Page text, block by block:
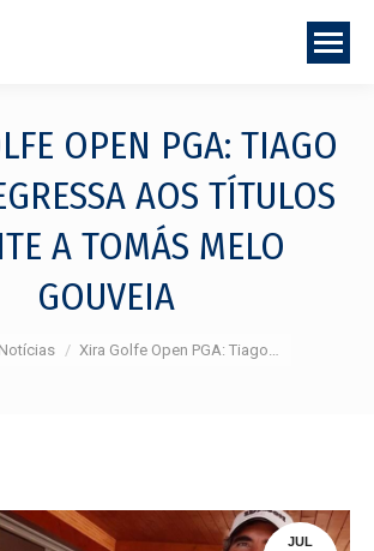
OPEN PGA: TIAGO
AOS TÍTULOS
A TOMÁS MELO
GOUVEIA
Notícias Xira Golfe Open PGA: Tiago…
JUL